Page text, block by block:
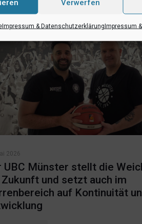
Verwerfen
Impressum & DatenschutzerklärungImpressum
2026
UBC Münster stellt die
und setzt auch im
auf Kontinuität